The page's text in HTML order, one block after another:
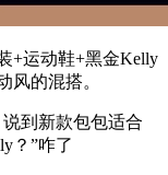
+运动鞋+黑金Kelly
风的混搭。
到新款包包适合
？”咋了